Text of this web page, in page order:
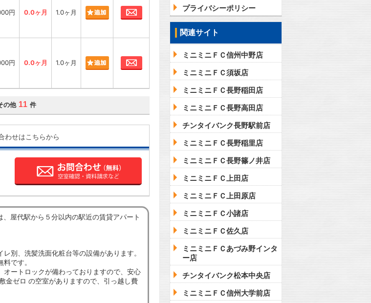
円 0.0ヶ月 1.0ヶ月 お問合わせ
円 0.0ヶ月 1.0ヶ月 お問合わせ
の他 11 件
わせはこちらから
代駅から５分以内の駅近の賃貸アパート
別、洗髪洗面化粧台等の設備があります。
です。
オートロックが備わっておりますので、安心
金ゼロ の空室がありますので、引っ越し費
プライバシーポリシー
関連サイト
ミニミニＦＣ信州中野店
ミニミニＦＣ須坂店
ミニミニＦＣ長野稲田店
ミニミニＦＣ長野高田店
チンタイバンク長野駅前店
ミニミニＦＣ長野稲里店
ミニミニＦＣ長野篠ノ井店
ミニミニＦＣ上田店
ミニミニＦＣ上田原店
ミニミニＦＣ小諸店
ミニミニＦＣ佐久店
ミニミニＦＣあづみ野インタ
ー店
チンタイバンク松本中央店
ミニミニＦＣ信州大学前店